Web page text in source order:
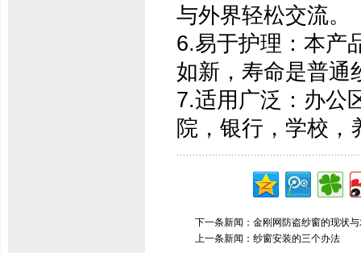
与外界轻松交流。
6.易于护理：本产
如新，寿命是普通
7.适用广泛：办公
院，银行，学校，
下一条新闻： 金刚网防盗纱窗的现状
上一条新闻： 纱窗安装的三个办法